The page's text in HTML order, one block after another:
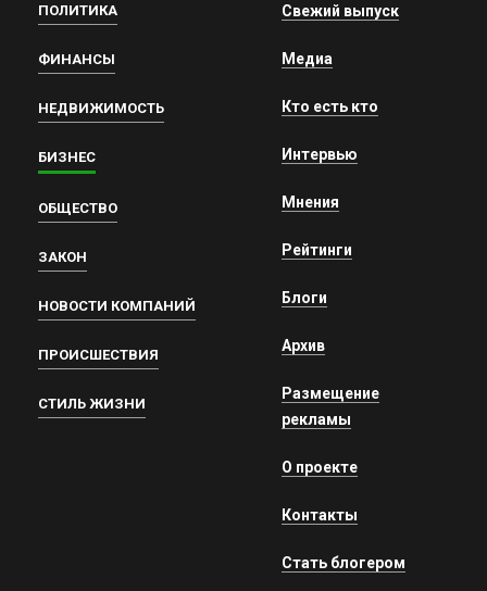
ПОЛИТИКА
ФИНАНСЫ
НЕДВИЖИМОСТЬ
БИЗНЕС
ОБЩЕСТВО
ЗАКОН
НОВОСТИ КОМПАНИЙ
ПРОИСШЕСТВИЯ
СТИЛЬ ЖИЗНИ
Свежий выпуск
Медиа
Кто есть кто
Интервью
Мнения
Рейтинги
Блоги
Архив
Размещение
рекламы
О проекте
Контакты
Стать блогером